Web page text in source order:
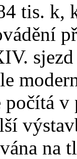
tis. k,
počítá
na